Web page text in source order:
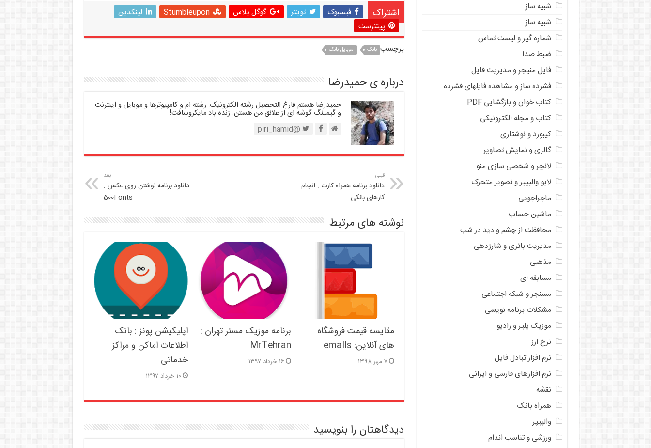
اشتراک فیسبوک تویتر گوگل پلاس Stumbleupon
لینکدین
پینترست
برچسب بانک موبایل بانک
درباره ی حمیدرضا
حمیدرضا هستم فارغ التحصیل رشته الکترونیک. رشته ام و کامپیوترها و موبایل و اینترنت
و گیمینگ گوشه ای از علائق من هستن. زنده باد مایکروسافت!
@piri_hamid
قبلی
دانلود برنامه همراه کارت : انجام
کارهای بانکی
بعد
دانلود برنامه نوشتن روی عکس :
500Fonts
نوشته های مرتبط
مقایسه قیمت فروشگاه
های آنلاین: emalls
۷ مهر ۱۳۹۸
برنامه موزیک مستر تهران :
MrTehran
۱۶ خرداد ۱۳۹۷
اپلیکیشن پونز : بانک
اطلاعات اماکن و مراکز
خدماتی
۱۰ خرداد ۱۳۹۷
دیدگاهتان را بنویسید
شبیه ساز
شبیه ساز
شماره گیر و لیست تماس
ضبط صدا
فایل منیجر و مدیریت فایل
فشرده ساز و مشاهده فایلهای فشرده
کتاب خوان و بازگشایی PDF
کتاب و مجله الکترونیکی
کیبورد و نوشتاری
گالری و نمایش تصاویر
لانچر و شخصی سازی منو
لایو والپیپر و تصویر متحرک
ماجراجویی
ماشین حساب
محافظت از چشم و دید در شب
مدیریت باتری و شارژدهی
مذهبی
مسابقه ای
مسنجر و شبکه اجتماعی
مشکلات برنامه نویسی
موزیک پلیر و رادیو
نرخ ارز
ﻧﺮﻡ ﺍﻓﺰﺍﺭ ﺗﺒﺎﺩﻝ ﻓﺎﻳﻞ
نرم افزارهای فارسی و ایرانی
نقشه
همراه بانک
والپیپر
ورزشی و تناسب اندام